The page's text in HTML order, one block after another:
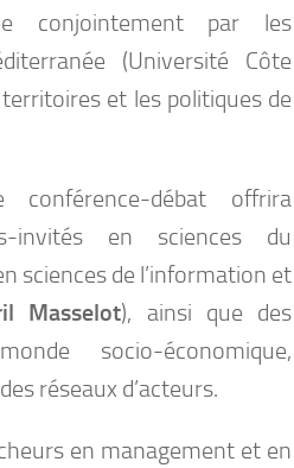
conjointement par les
(Université Côte
et les politiques de
débat offrira
invités en sciences du
sciences de l’information et
Masselot), ainsi que des
socio-économique,
réseaux d’acteurs.
en management et en